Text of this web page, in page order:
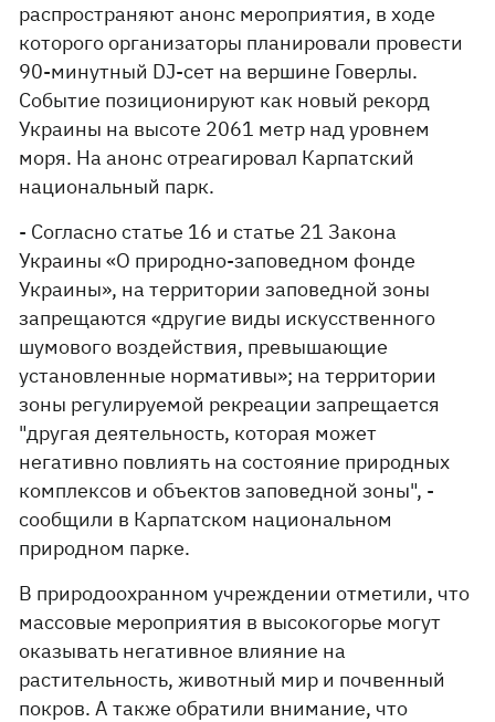
распространяют анонс мероприятия, в ходе
которого организаторы планировали провести
90-минутный DJ-сет на вершине Говерлы.
Событие позиционируют как новый рекорд
Украины на высоте 2061 метр над уровнем
моря. На анонс отреагировал Карпатский
национальный парк.
- Согласно статье 16 и статье 21 Закона
Украины «О природно-заповедном фонде
Украины», на территории заповедной зоны
запрещаются «другие виды искусственного
шумового воздействия, превышающие
установленные нормативы»; на территории
зоны регулируемой рекреации запрещается
"другая деятельность, которая может
негативно повлиять на состояние природных
комплексов и объектов заповедной зоны", -
сообщили в Карпатском национальном
природном парке.
В природоохранном учреждении отметили, что
массовые мероприятия в высокогорье могут
оказывать негативное влияние на
растительность, животный мир и почвенный
покров. А также обратили внимание, что